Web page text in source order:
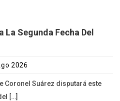
La Segunda Fecha Del
2026
Coronel Suárez disputará este
[…]